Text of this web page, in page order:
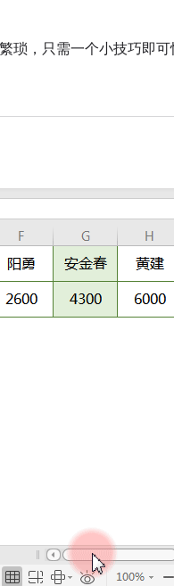
琐，只需一个小技巧即可